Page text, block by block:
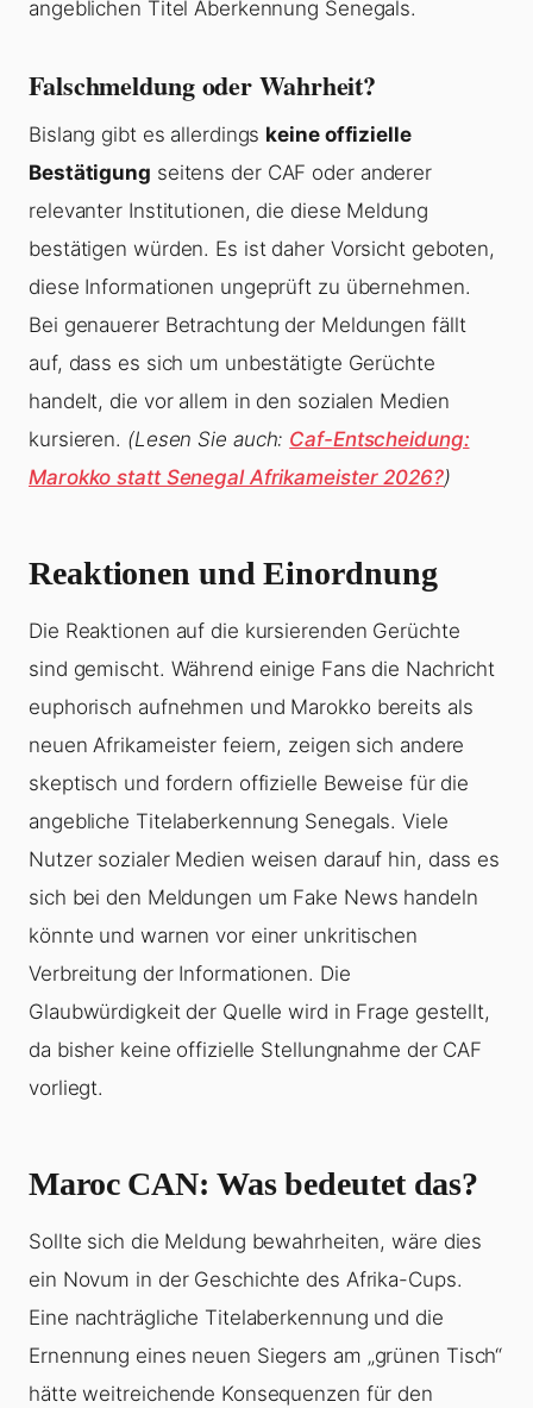
angeblichen Titel Aberkennung Senegals.
Falschmeldung oder Wahrheit?
Bislang gibt es allerdings keine offizielle
Bestätigung seitens der CAF oder anderer
relevanter Institutionen, die diese Meldung
bestätigen würden. Es ist daher Vorsicht geboten,
diese Informationen ungeprüft zu übernehmen.
Bei genauerer Betrachtung der Meldungen fällt
auf, dass es sich um unbestätigte Gerüchte
handelt, die vor allem in den sozialen Medien
kursieren. (Lesen Sie auch: Caf-Entscheidung:
Marokko statt Senegal Afrikameister 2026?)
Reaktionen und Einordnung
Die Reaktionen auf die kursierenden Gerüchte
sind gemischt. Während einige Fans die Nachricht
euphorisch aufnehmen und Marokko bereits als
neuen Afrikameister feiern, zeigen sich andere
skeptisch und fordern offizielle Beweise für die
angebliche Titelaberkennung Senegals. Viele
Nutzer sozialer Medien weisen darauf hin, dass es
sich bei den Meldungen um Fake News handeln
könnte und warnen vor einer unkritischen
Verbreitung der Informationen. Die
Glaubwürdigkeit der Quelle wird in Frage gestellt,
da bisher keine offizielle Stellungnahme der CAF
vorliegt.
Maroc CAN: Was bedeutet das?
Sollte sich die Meldung bewahrheiten, wäre dies
ein Novum in der Geschichte des Afrika-Cups.
Eine nachträgliche Titelaberkennung und die
Ernennung eines neuen Siegers am „grünen Tisch“
hätte weitreichende Konsequenzen für den